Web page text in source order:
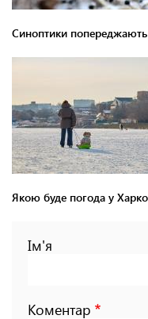
Синоптики попереджають
Якою буде погода у
Ім'я
Коментар